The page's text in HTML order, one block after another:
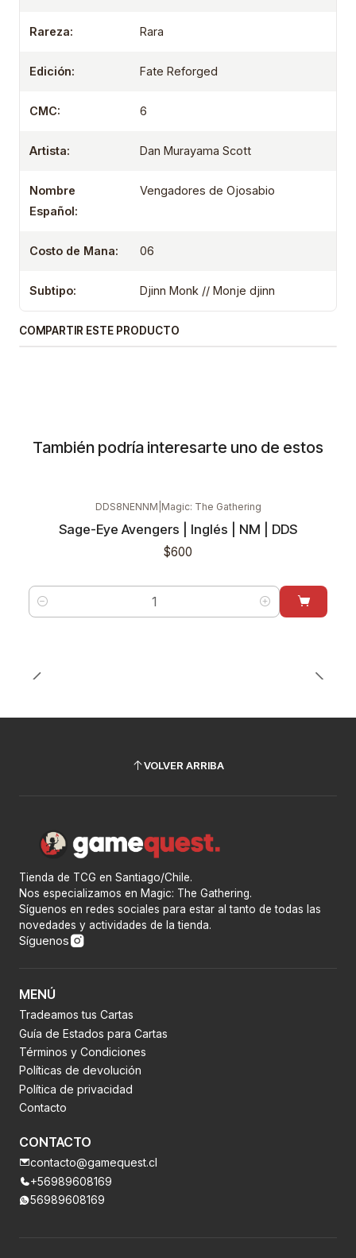
Rareza: Rara
Edición: Fate Reforged
CMC: 6
Artista: Dan Murayama Scott
Nombre
Español:
Vengadores de Ojosabio
Costo de Mana: 06
Subtipo: Djinn Monk // Monje djinn
COMPARTIR ESTE PRODUCTO
También podría interesarte uno de estos
DDS8NENNM Magic: The Gathering
Sage-Eye Avengers | Inglés | NM | DDS
$600
Cantidad
VOLVER ARRIBA
Tienda de TCG en Santiago/Chile.
Nos especializamos en Magic: The Gathering.
Síguenos en redes sociales para estar al tanto de todas las
novedades y actividades de la tienda.
Síguenos
MENÚ
Tradeamos tus Cartas
Guía de Estados para Cartas
Términos y Condiciones
Políticas de devolución
Política de privacidad
Contacto
CONTACTO
contacto@gamequest.cl
+56989608169
56989608169